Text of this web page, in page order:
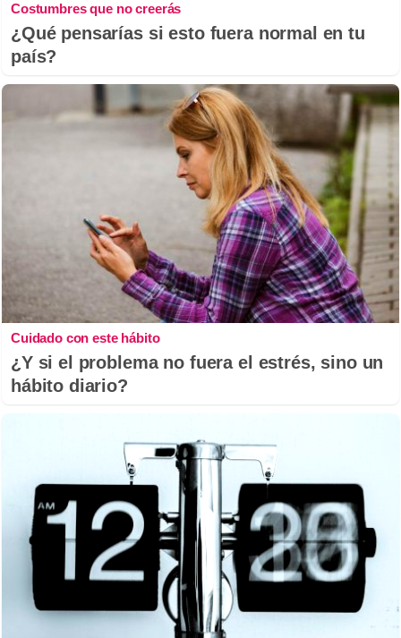
Costumbres que no creerás
¿Qué pensarías si esto fuera normal en tu
país?
Cuidado con este hábito
¿Y si el problema no fuera el estrés, sino un
hábito diario?